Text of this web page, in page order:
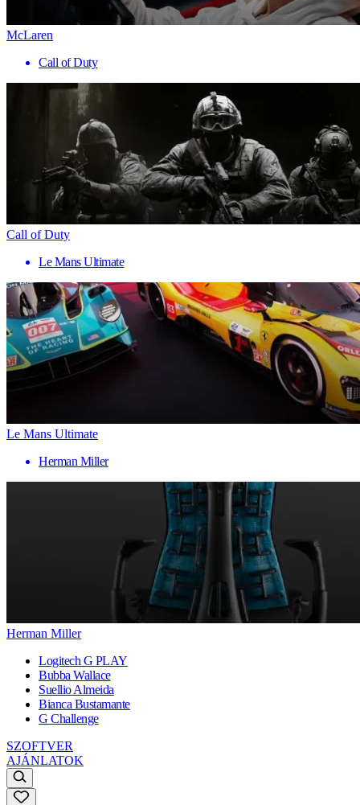
McLaren
Call of Duty
Call of Duty
Le Mans Ultimate
Le Mans Ultimate
Herman Miller
Herman Miller
Logitech G PLAY
Bubba Wallace
Suellio Almeida
Bianca Bustamante
G Challenge
SZOFTVER
AJÁNLATOK